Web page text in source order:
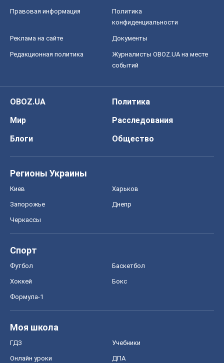
Правовая информация
Политика
конфиденциальности
Реклама на сайте Документы
Редакционная политика
Журналисты OBOZ.UA на месте
событий
OBOZ.UA
Политика
Мир
Расследования
Блоги
Общество
Регионы Украины
Киев Харьков
Запорожье Днепр
Черкассы
Спорт
Футбол Баскетбол
Хоккей Бокс
Формула-1
Моя школа
ГДЗ Учебники
Онлайн уроки ДПА